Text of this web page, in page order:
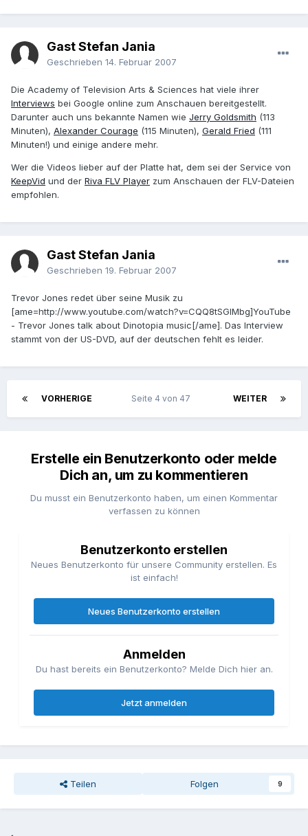
Gast Stefan Jania
Geschrieben 14. Februar 2007
Die Academy of Television Arts & Sciences hat viele ihrer
Interviews bei Google online zum Anschauen bereitgestellt.
Darunter auch uns bekannte Namen wie Jerry Goldsmith (113
Minuten), Alexander Courage (115 Minuten), Gerald Fried (111
Minuten!) und einige andere mehr.
Wer die Videos lieber auf der Platte hat, dem sei der Service von
KeepVid und der Riva FLV Player zum Anschauen der FLV-Dateien
empfohlen.
Gast Stefan Jania
Geschrieben 19. Februar 2007
Trevor Jones redet über seine Musik zu
[ame=http://www.youtube.com/watch?v=CQQ8tSGIMbg]YouTube
- Trevor Jones talk about Dinotopia music[/ame]. Das Interview
stammt von der US-DVD, auf der deutschen fehlt es leider.
VORHERIGE WEITER
Seite 4 von 47
Erstelle ein Benutzerkonto oder melde
Dich an, um zu kommentieren
Du musst ein Benutzerkonto haben, um einen Kommentar
verfassen zu können
Benutzerkonto erstellen
Neues Benutzerkonto für unsere Community erstellen. Es
ist einfach!
Neues Benutzerkonto erstellen
Anmelden
Du hast bereits ein Benutzerkonto? Melde Dich hier an.
Jetzt anmelden
Teilen Folgen 9